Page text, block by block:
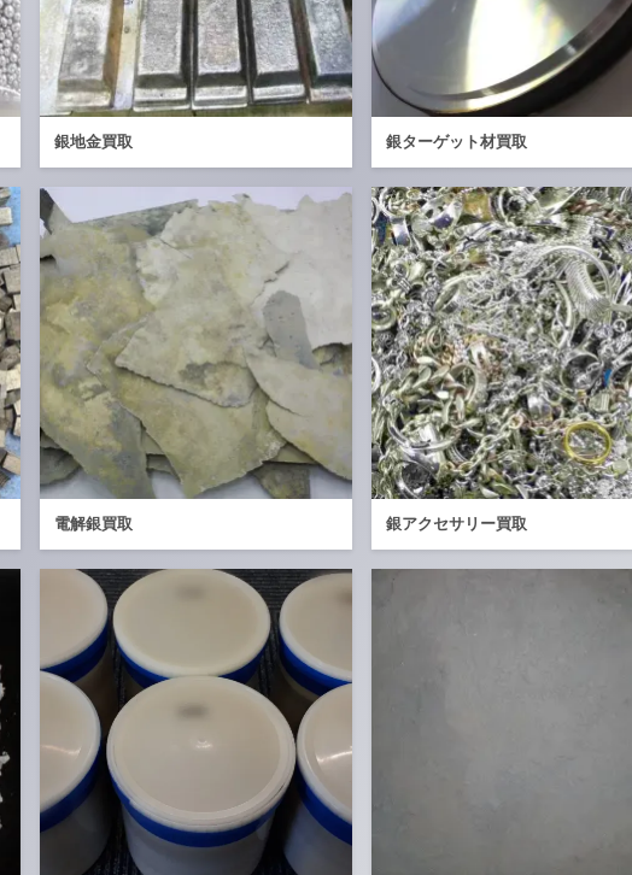
銀地金買取 銀ターゲット材買取
電解銀買取 銀アクセサリー買取